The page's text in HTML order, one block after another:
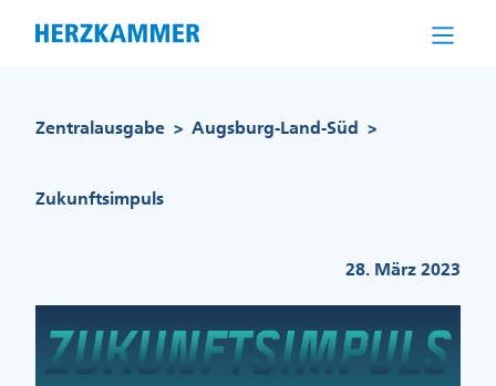
Zentralausgabe > Augsburg-Land-Süd >
Zukunftsimpuls
28. März 2023